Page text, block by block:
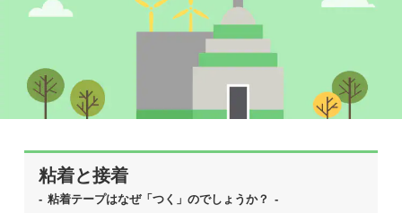
の
総
合
情粘着と接着
粘着テープはなぜ「つく」のでしょうか？